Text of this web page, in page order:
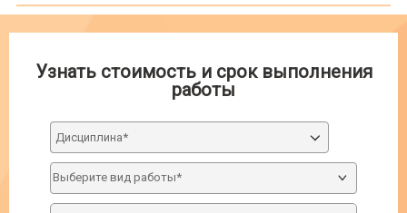
Узнать стоимость и срок выполнения
работы
Дисциплина*